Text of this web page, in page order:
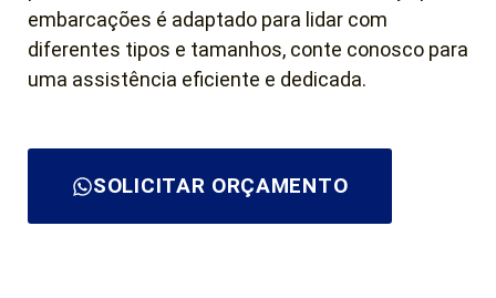
embarcações é adaptado para lidar com
diferentes tipos e tamanhos, conte conosco para
uma assistência eficiente e dedicada.
SOLICITAR ORÇAMENTO